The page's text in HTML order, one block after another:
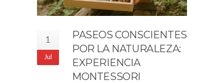
1
Jul
PASEOS CONSCIENTES
POR LA NATURALEZA:
EXPERIENCIA
MONTESSORI